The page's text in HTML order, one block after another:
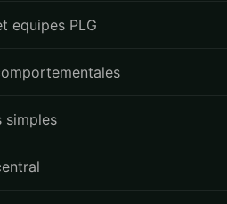
equipes PLG
simples